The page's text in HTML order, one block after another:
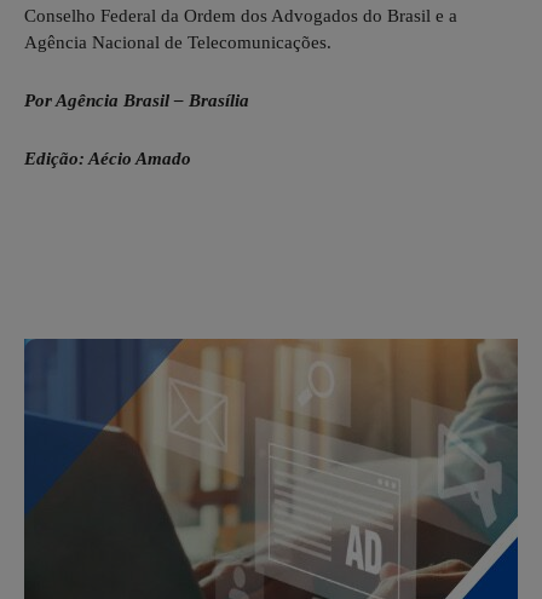
Conselho Federal da Ordem dos Advogados do Brasil e a
Agência Nacional de Telecomunicações.
Por Agência Brasil – Brasília
Edição: Aécio Amado